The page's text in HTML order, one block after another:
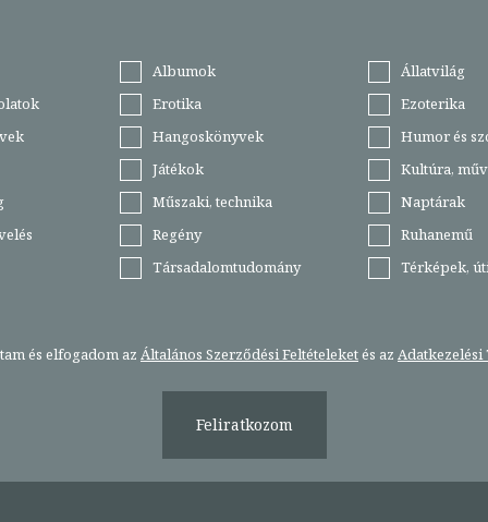
Albumok Állatvilág
Erotika Ezoterika
Hangoskönyvek Humor és
Játékok Kultúra,
Műszaki, technika Naptárak
Regény Ruhanemű
Társadalomtudomány Térképek,
és elfogadom az Általános Szerződési Feltételeketés az
Feliratkozom